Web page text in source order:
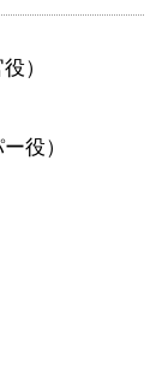
）
役）